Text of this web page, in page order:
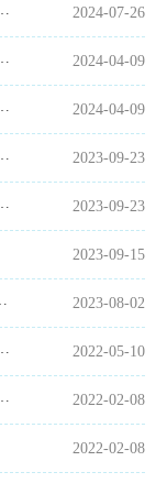
2024-07-26
2024-04-09
2024-04-09
2023-09-23
2023-09-23
2023-09-15
2023-08-02
2022-05-10
2022-02-08
2022-02-08